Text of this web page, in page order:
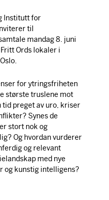
Institutt for
til
mandag 8. juni
Ords lokaler i
for ytringsfriheten
største truslene mot
tid preget av uro, kriser
Synes de
stort nok og
Og hvordan vurderer
og relevant
med nye
og kunstig intelligens?